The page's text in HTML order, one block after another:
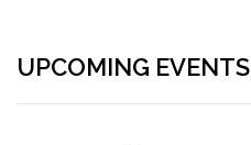
UPCOMING EVENTS